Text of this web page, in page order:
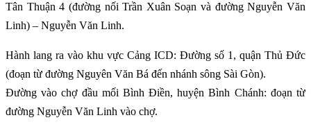
Tân Thuận 4 (đường nối Trần Xuân Soạn và đường Nguyễn Văn
Linh) – Nguyễn Văn Linh.
Hành lang ra vào khu vực Cảng ICD: Đường số 1, quận Thủ Đức
(đoạn từ đường Nguyên Văn Bá đến nhánh sông Sài Gòn).
Đường vào chợ đầu mối Bình Điền, huyện Bình Chánh: đoạn từ
đường Nguyễn Văn Linh vào chợ.